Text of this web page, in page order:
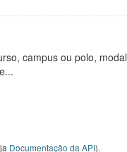
campus ou polo,
Documentação da API).